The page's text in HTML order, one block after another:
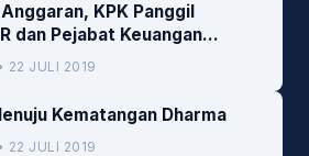
KPK Panggil
dan Pejabat Keuangan
22 JULI 2019
Kematangan Dharma
22 JULI 2019